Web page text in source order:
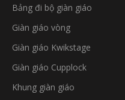
Bảng đi bộ giàn giáo
Giàn giáo vòng
Giàn giáo Kwikstage
Giàn giáo Cupplock
Khung giàn giáo